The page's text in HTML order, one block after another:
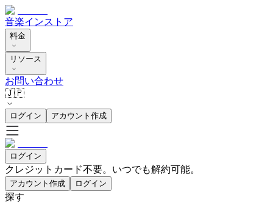
音楽インストア
料金
リソース
お問い合わせ
🇯🇵
ログイン アカウント作成
ログイン
クレジットカード不要。いつでも解約可能。
アカウント作成 ログイン
探す